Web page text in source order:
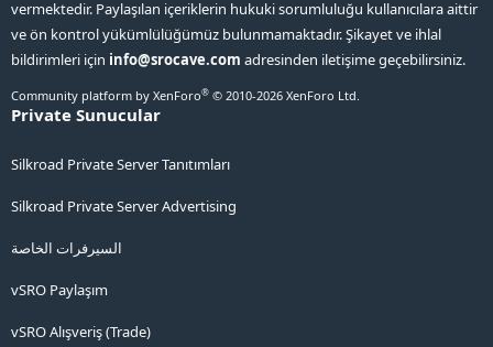
vermektedir. Paylaşılan içeriklerin hukuki sorumluluğu kullanıcılara aittir
ve ön kontrol yükümlülüğümüz bulunmamaktadır. Şikayet ve ihlal
bildirimleri için info@srocave.com adresinden iletişime geçebilirsiniz.
Community platform by XenForo® © 2010-2026 XenForo Ltd.
Private Sunucular
Silkroad Private Server Tanıtımları
Silkroad Private Server Advertising
السيرفرات الخاصة
vSRO Paylaşım
vSRO Alışveriş (Trade)